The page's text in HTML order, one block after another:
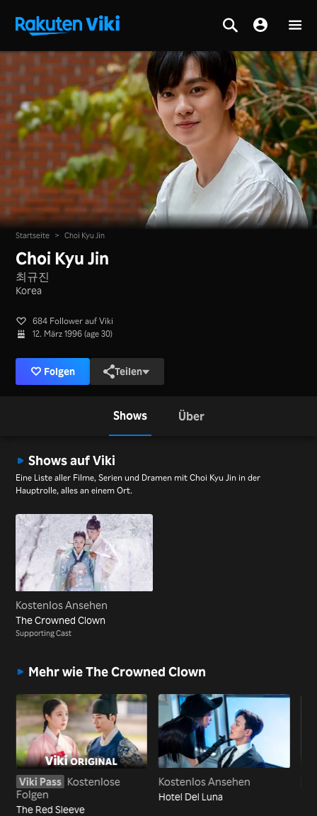
Startseite > Choi Kyu Jin
Choi Kyu Jin
최규진
Korea
684 Follower auf Viki
12. März 1996 (age 30)
Folgen Teilen
Shows Über
Shows auf Viki
Eine Liste aller Filme, Serien und Dramen mit Choi Kyu Jin in der
Hauptrolle, alles an einem Ort.
Kostenlos Ansehen
The Crowned Clown
Supporting Cast
Mehr wie The Crowned Clown
Viki Pass Kostenlose
Folgen
The Red Sleeve
Kostenlos Ansehen
Hotel Del Luna